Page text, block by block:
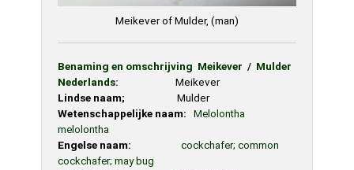
Meikever of Mulder, (man)
Benaming en omschrijving Meikever / Mulder
Nederlands:
Meikever
Lindse naam; Mulder
Wetenschappelijke naam: Melolontha
melolontha
Engelse naam:
cockchafer; common
cockchafer; may bug